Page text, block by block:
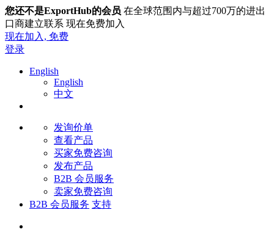
您还不是ExportHub的会员 在全球范围内与超过700万的进出
口商建立联系 现在免费加入
现在加入, 免费
登录
English
English
中文
发询价单
查看产品
买家免费咨询
发布产品
B2B 会员服务
卖家免费咨询
B2B 会员服务 支持